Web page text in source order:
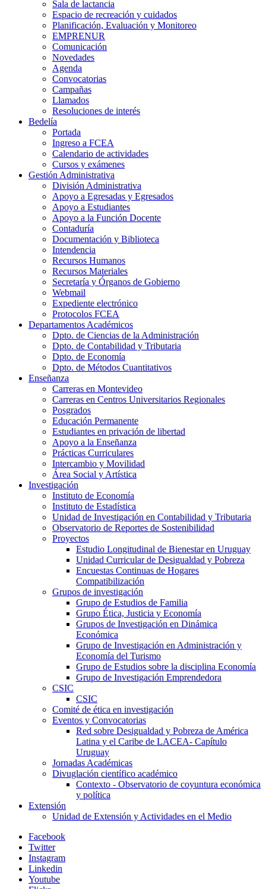
Sala de lactancia
Espacio de recreación y cuidados
Planificación, Evaluación y Monitoreo
EMPRENUR
Comunicación
Novedades
Agenda
Convocatorias
Campañas
Llamados
Resoluciones de interés
Bedelía
Portada
Ingreso a FCEA
Calendario de actividades
Cursos y exámenes
Gestión Administrativa
División Administrativa
Apoyo a Egresadas y Egresados
Apoyo a Estudiantes
Apoyo a la Función Docente
Contaduría
Documentación y Biblioteca
Intendencia
Recursos Humanos
Recursos Materiales
Secretaría y Órganos de Gobierno
Webmail
Expediente electrónico
Protocolos FCEA
Departamentos Académicos
Dpto. de Ciencias de la Administración
Dpto. de Contabilidad y Tributaria
Dpto. de Economía
Dpto. de Métodos Cuantitativos
Enseñanza
Carreras en Montevideo
Carreras en Centros Universitarios Regionales
Posgrados
Educación Permanente
Estudiantes en privación de libertad
Apoyo a la Enseñanza
Prácticas Curriculares
Intercambio y Movilidad
Área Social y Artística
Investigación
Instituto de Economía
Instituto de Estadística
Unidad de Investigación en Contabilidad y Tributaria
Observatorio de Reportes de Sostenibilidad
Proyectos
Estudio Longitudinal de Bienestar en Uruguay
Unidad Curricular de Desigualdad y Pobreza
Encuestas Continuas de Hogares
Compatibilización
Grupos de investigación
Grupo de Estudios de Familia
Grupo Ética, Justicia y Economía
Grupos de Investigación en Dinámica
Económica
Grupo de Investigación en Administración y
Economía del Turismo
Grupo de Estudios sobre la disciplina Economía
Grupo de Investigación Emprendedora
CSIC
CSIC
Comité de ética en investigación
Eventos y Convocatorias
Red sobre Desigualdad y Pobreza de América
Latina y el Caribe de LACEA- Capítulo
Uruguay
Jornadas Académicas
Divuglación científico académico
Contexto - Observatorio de coyuntura económica
y política
Extensión
Unidad de Extensión y Actividades en el Medio
Facebook
Twitter
Instagram
Linkedin
Youtube